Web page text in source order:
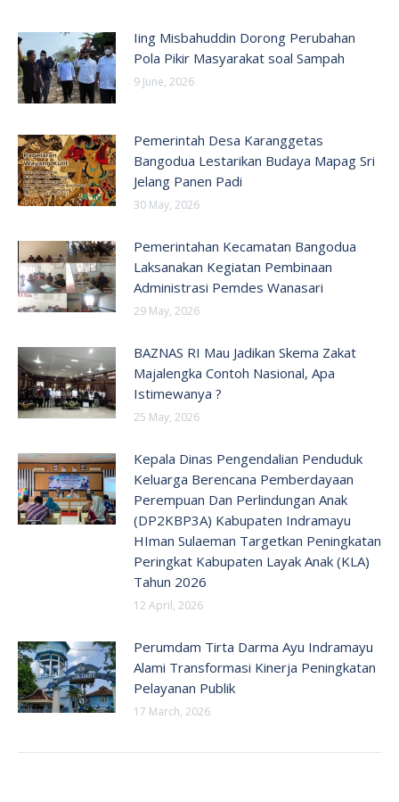
Iing Misbahuddin Dorong Perubahan
Pola Pikir Masyarakat soal Sampah
9 June, 2026
Pemerintah Desa Karanggetas
Bangodua Lestarikan Budaya Mapag Sri
Jelang Panen Padi
30 May, 2026
Pemerintahan Kecamatan Bangodua
Laksanakan Kegiatan Pembinaan
Administrasi Pemdes Wanasari
29 May, 2026
BAZNAS RI Mau Jadikan Skema Zakat
Majalengka Contoh Nasional, Apa
Istimewanya ?
25 May, 2026
Kepala Dinas Pengendalian Penduduk
Keluarga Berencana Pemberdayaan
Perempuan Dan Perlindungan Anak
(DP2KBP3A) Kabupaten Indramayu
HIman Sulaeman Targetkan Peningkatan
Peringkat Kabupaten Layak Anak (KLA)
Tahun 2026
12 April, 2026
Perumdam Tirta Darma Ayu Indramayu
Alami Transformasi Kinerja Peningkatan
Pelayanan Publik
17 March, 2026